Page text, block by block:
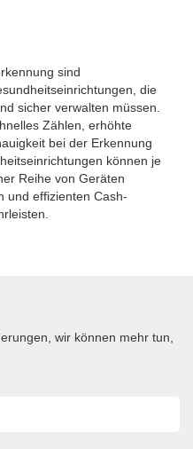
sind
die
sicher verwalten müssen.
Zählen, erhöhte
bei der Erkennung
können je
Reihe von Geräten
und effizienten Cash-
wir können mehr tun,